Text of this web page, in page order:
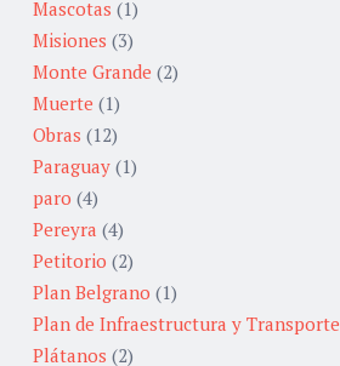
Mascotas (1)
Misiones (3)
Monte Grande (2)
Muerte (1)
Obras (12)
Paraguay (1)
paro (4)
Pereyra (4)
Petitorio (2)
Plan Belgrano (1)
Plan de Infraestructura y Transporte
Plátanos (2)